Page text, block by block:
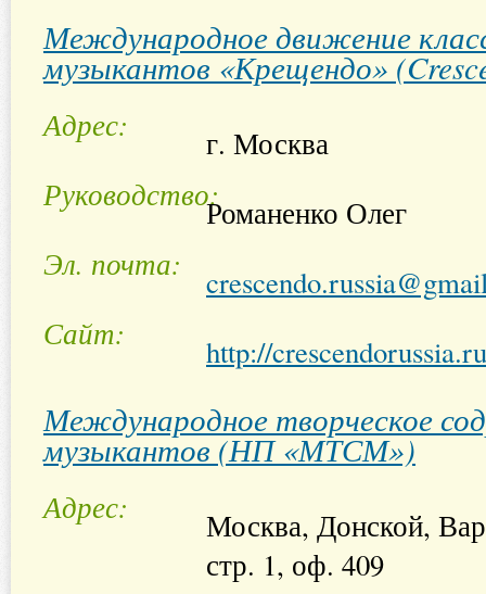
Международное движение
музыкантов «Крещендо»
Адрес
г. Москва
РуководствоРоманенко Олег
Эл. почта
Сайт
http://crescendorussia.ru
Международное творческое
музыкантов (НП «МТСМ»)
Адрес
Москва, Донской,
стр. 1, оф. 409